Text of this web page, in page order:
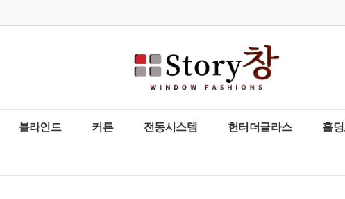
블라인드 커튼 전동시스템 헌터더글라스 홀